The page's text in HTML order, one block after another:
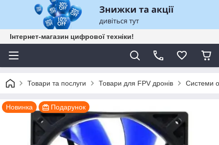
Інтернет-магазин цифрової техніки!
Товари та послуги Товари для FPV дронів Системи
Новинка Подарунок